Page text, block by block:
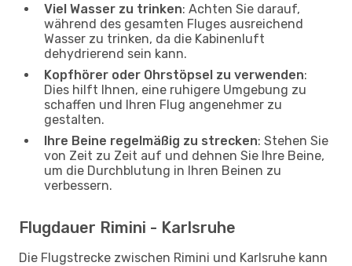
Viel Wasser zu trinken: Achten Sie darauf,
während des gesamten Fluges ausreichend
Wasser zu trinken, da die Kabinenluft
dehydrierend sein kann.
Kopfhörer oder Ohrstöpsel zu verwenden:
Dies hilft Ihnen, eine ruhigere Umgebung zu
schaffen und Ihren Flug angenehmer zu
gestalten.
Ihre Beine regelmäßig zu strecken: Stehen Sie
von Zeit zu Zeit auf und dehnen Sie Ihre Beine,
um die Durchblutung in Ihren Beinen zu
verbessern.
Flugdauer Rimini - Karlsruhe
Die Flugstrecke zwischen Rimini und Karlsruhe kann